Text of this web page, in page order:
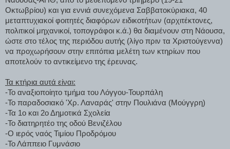
Οκτωβρίου) και για εννιά συνεχόμενα Σαββατοκύριακα, 40
μεταπτυχιακοί φοιτητές διαφόρων ειδικοτήτων (αρχιτέκτονες,
πολιτικοί μηχανικοί, τοπογράφοι κ.ά.) θα διαμένουν στη Νάουσα,
ώστε στο τέλος της περιόδου αυτής (λίγο πριν τα Χριστούγεννα)
να προχωρήσουν στην επιτόπια μελέτη των κτηρίων που
αποτελούν το αντικείμενο της έρευνας.
Τα κτήρια αυτά είναι:
-Το αναξιοποίητο τμήμα του Λόγγου-Τουρπάλη
-Το παραδοσιακό 'Χρ. Λαναράς' στην Πουλιάνα (Μούγγρη)
-Τα 1ο και 2ο Δημοτικά Σχολεία
-Το διατηρητέο της οδού Βενιζέλου
-Ο ιερός ναός Τιμίου Προδρόμου
-Το Λάππειο Γυμνάσιο